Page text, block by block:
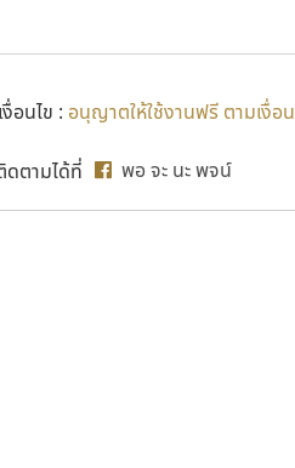
เงื่อนไข : อนุญาตให้ใช้งานฟรี ตามเงื่อน
ตามได้ที่ พอ จะ นะ พจน์